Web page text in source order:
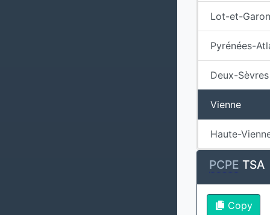
Lot-et-
Pyrénées-
Deux-Sèvres
Vienne
Haute-
PCPE TSA
Copy